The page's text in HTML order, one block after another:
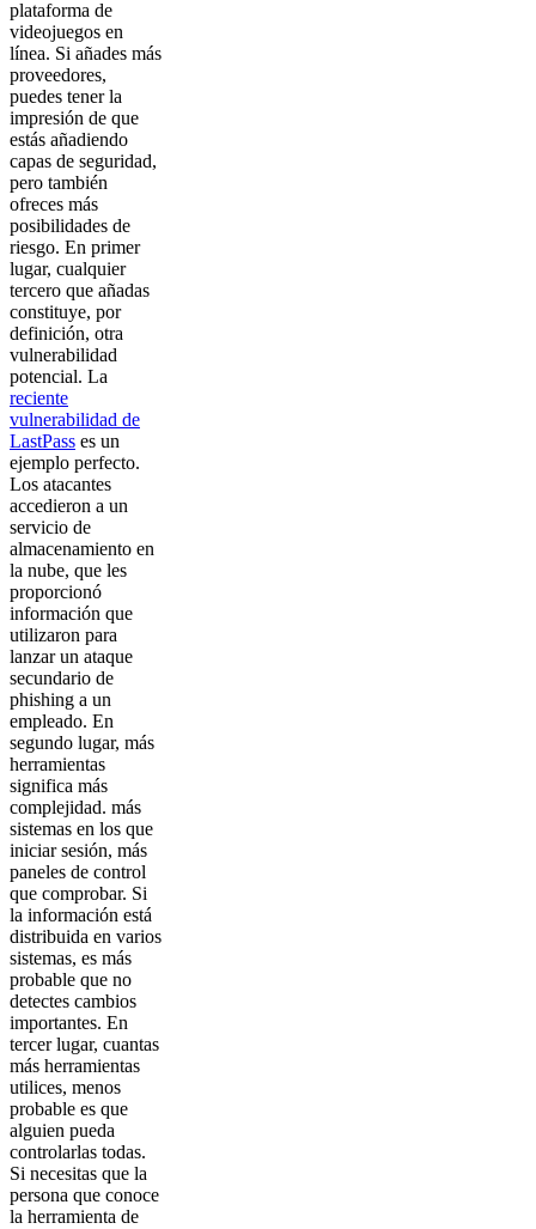
plataforma de
videojuegos en
línea. Si añades más
proveedores,
puedes tener la
impresión de que
estás añadiendo
capas de seguridad,
pero también
ofreces más
posibilidades de
riesgo. En primer
lugar, cualquier
tercero que añadas
constituye, por
definición, otra
vulnerabilidad
potencial. La
reciente
vulnerabilidad de
LastPass es un
ejemplo perfecto.
Los atacantes
accedieron a un
servicio de
almacenamiento en
la nube, que les
proporcionó
información que
utilizaron para
lanzar un ataque
secundario de
phishing a un
empleado. En
segundo lugar, más
herramientas
significa más
complejidad. más
sistemas en los que
iniciar sesión, más
paneles de control
que comprobar. Si
la información está
distribuida en varios
sistemas, es más
probable que no
detectes cambios
importantes. En
tercer lugar, cuantas
más herramientas
utilices, menos
probable es que
alguien pueda
controlarlas todas.
Si necesitas que la
persona que conoce
la herramienta de